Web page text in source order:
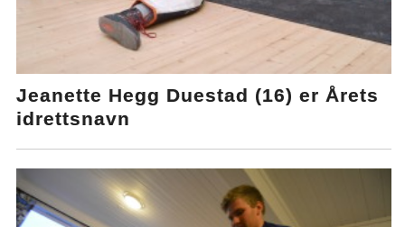
Jeanette Hegg Duestad (16) er Årets
idrettsnavn